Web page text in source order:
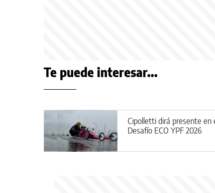
Te puede interesar...
Cipolletti dirá presente en
Desafío ECO YPF 2026